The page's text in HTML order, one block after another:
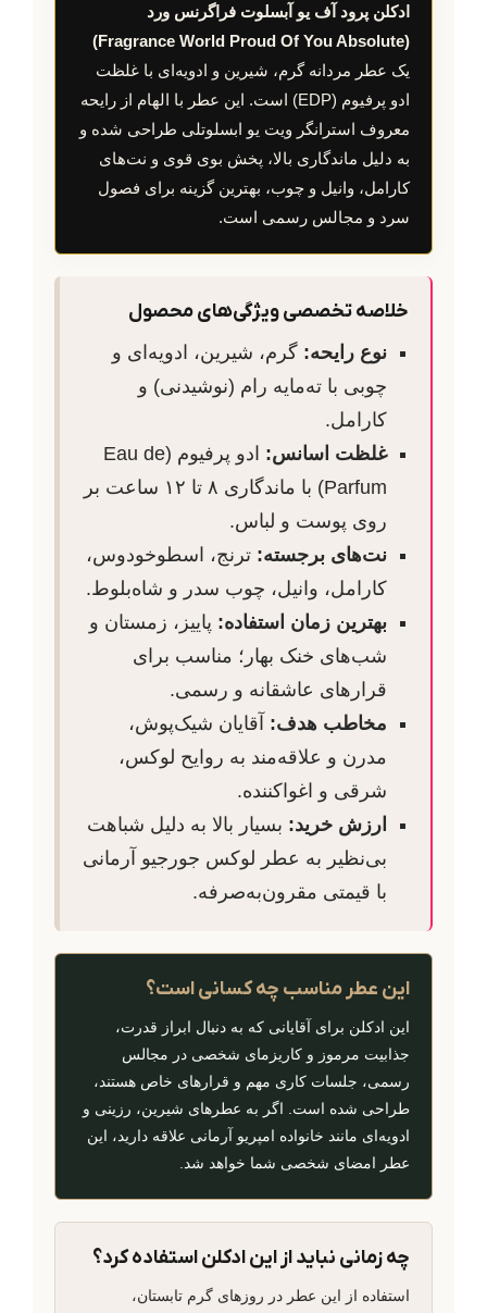
ادکلن پرود آف یو آبسلوت فراگرنس ورد
(Fragrance World Proud Of You Absolute)
یک عطر مردانه گرم، شیرین و ادویه‌ای با غلظت
ادو پرفیوم (EDP) است. این عطر با الهام از رایحه
معروف استرانگر ویت یو ابسلوتلی طراحی شده و
به دلیل ماندگاری بالا، پخش بوی قوی و نت‌های
کارامل، وانیل و چوب، بهترین گزینه برای فصول
سرد و مجالس رسمی است.
خلاصه تخصصی ویژگی‌های محصول
نوع رایحه: گرم، شیرین، ادویه‌ای و
چوبی با ته‌مایه رام (نوشیدنی) و
کارامل.
غلظت اسانس:
ادو پرفیوم (Eau de
Parfum) با ماندگاری ۸ تا ۱۲ ساعت بر
روی پوست و لباس.
نت‌های برجسته: ترنج، اسطوخودوس،
کارامل، وانیل، چوب سدر و شاه‌بلوط.
بهترین زمان استفاده: پاییز، زمستان و
شب‌های خنک بهار؛ مناسب برای
قرارهای عاشقانه و رسمی.
مخاطب هدف: آقایان شیک‌پوش،
مدرن و علاقه‌مند به روایح لوکس،
شرقی و اغواکننده.
ارزش خرید: بسیار بالا به دلیل شباهت
بی‌نظیر به عطر لوکس جورجیو آرمانی
با قیمتی مقرون‌به‌صرفه.
این عطر مناسب چه کسانی است؟
این ادکلن برای آقایانی که به دنبال ابراز قدرت،
جذابیت مرموز و کاریزمای شخصی در مجالس
رسمی، جلسات کاری مهم و قرارهای خاص هستند،
طراحی شده است. اگر به عطرهای شیرین، رزینی و
ادویه‌ای مانند خانواده امپریو آرمانی علاقه دارید، این
عطر امضای شخصی شما خواهد شد.
چه زمانی نباید از این ادکلن استفاده کرد؟
استفاده از این عطر در روزهای گرم تابستان،